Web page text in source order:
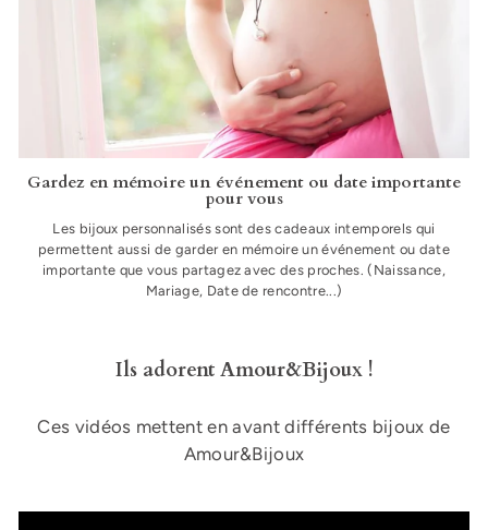
Gardez en mémoire un événement ou date importante
pour vous
Les bijoux personnalisés sont des cadeaux intemporels qui
permettent aussi de garder en mémoire un événement ou date
importante que vous partagez avec des proches. (Naissance,
Mariage, Date de rencontre...)
Ils adorent Amour&Bijoux !
Ces vidéos mettent en avant différents bijoux de
Amour&Bijoux